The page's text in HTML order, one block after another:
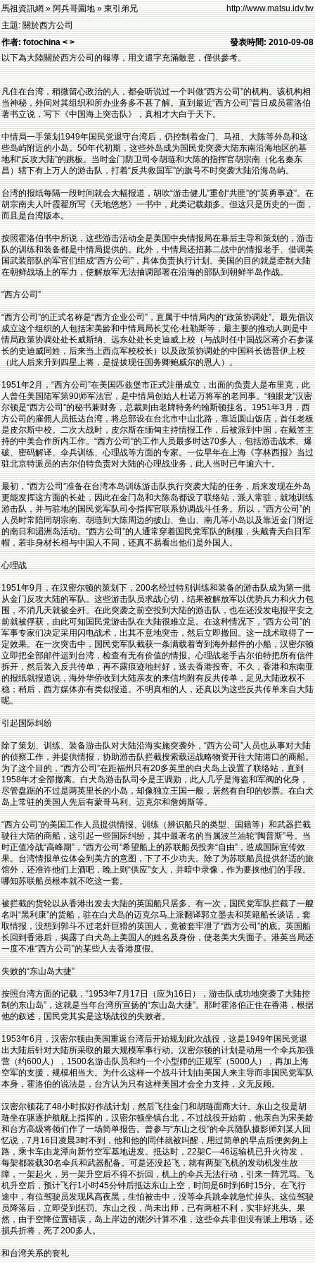
馬祖資訊網 » 阿兵哥園地 » 東引弟兄
http://www.matsu.idv.tw
主題: 關於西方公司
作者: fotochina < >
發表時間: 2010-09-08
以下為大陸關於西方公司的報導，用文遣字充滿敵意，僅供參考。
凡住在台湾，稍微留心政治的人，都会听说过一个叫做“西方公司”的机构。该机构相
当神秘，外间对其组织和所办业务多不甚了解。直到最近“西方公司”昔日成员霍洛伯
著书立说，写下《中国海上突击队》，真相才大白于天下。
中情局一手策划1949年国民党退守台湾后，仍控制着金门、马祖、大陈等外岛和这
些岛屿附近的小岛。50年代初期，这些外岛成为国民党突袭大陆东南沿海地区的基
地和“反攻大陆”的跳板。当时金门防卫司令胡琏和大陈的指挥官胡宗南（化名秦东
昌）辖下有上万人的游击队，打着“反共救国军”的旗号不时突袭大陆沿海岛屿。
台湾的报纸每隔一段时间就会大幅报道，胡吹“游击健儿”重创“共匪”的“英勇事迹”。在
胡宗南夫人叶霞翟所写《天地悠悠》一书中，此类记载颇多。但这只是历史的一面，
而且是台湾版本。
按照霍洛伯书中所说，这些游击活动全是美国中央情报局在幕后主导和策划的，游击
队的训练和装备都是中情局提供的。此外，中情局还招募二战中的情报老手、借调美
国武装部队的军官们组成“西方公司”，具体负责执行计划。美国的目的就是牵制大陆
在朝鲜战场上的军力，使解放军无法抽调部署在沿海的部队到朝鲜半岛作战。
“西方公司”
“西方公司”的正式名称是“西方企业公司”，直属于中情局内的“政策协调处”。最先倡议
成立这个组织的人包括宋美龄和中情局局长艾伦·杜勒斯等，最主要的推动人则是中
情局政策协调处处长威斯纳、远东处处长史迪威上校（与战时任中国战区蒋介石参谋
长的史迪威同姓，后来当上西点军校校长）以及政策协调处的中国科长德普伊上校
（此人后来升到四星上将，是提拔现任国务卿鲍威尔的恩人）。
1951年2月，“西方公司”在美国匹兹堡市正式注册成立，出面的负责人是布里克，此
人曾任美国陆军第90师军法官，是中情局创始人杜诺万将军的老同事。“独眼龙”汉密
尔顿是“西方公司”的秘书兼财务，总裁则由老牌特务约翰斯顿挂名。1951年3月，西
方公司的雇佣人员抵达台湾，将总部设在台北市中山北路，靠近圆山饭店，首任老板
是皮尔斯中校。二次大战时，皮尔斯在缅甸主持情报工作，后被派到中国，在戴笠主
持的中美合作所内工作。“西方公司”的工作人员最多时达70多人，包括游击战术、爆
破、密码解译、伞兵训练、心理战等方面的专家。一位早年在上海《字林西报》当过
驻北京特派员的吉尔伯特负责对大陆的心理战业务，此人当时已年逾六十。
最初，“西方公司”准备在台湾本岛训练游击队执行突袭大陆的任务，后来发现在外岛
更能发挥这方面的长处，因此在金门岛和大陈岛都设了联络站，派人常驻，就地训练
游击队，并与驻地的国民党军队司令指挥官联系协调战斗任务。所以，“西方公司”的
人员时常陪同胡宗南、胡琏到大陈周边的披山、鱼山、南几等小岛以及靠近金门附近
的南日和湄洲岛活动。“西方公司”的人通常穿着国民党军队的制服，头戴青天白日军
帽，若非身材长相与中国人不同，还真不易看出他们是外国人。
心理战
1951年9月，在汉密尔顿的策划下，200名经过特别训练和装备的游击队成为第一批
从金门反攻大陆的军队。这些游击队员求战心切，结果被解放军以优势兵力和火力包
围，不消几天就被全歼。在此突袭之前空投到大陆的游击队，也在还没发电报平安之
前就被俘获，由此可知国民党游击队在大陆很难立足。在这种情况下，“西方公司”的
军事专家们决定采用闪电战术，出其不意地突击，然后立即撤回。这一战术取得了一
定效果。在一次突击中，国民党军队截获一条满载着寄到海外邮件的小船，汉密尔顿
立即把全部邮件运到台湾，检查有无有价值的情报。心理战老手吉尔伯特把所有信件
拆开，然后装入反共传单，再不露痕迹地封好，送去香港投寄。不久，香港和东南亚
的报纸就报道说，海外华侨收到大陆亲友的来信均附有反共传单，足见大陆政权不
稳；稍后，西方媒体亦有类似报道。不明真相的人，还真以为这些反共传单来自大陆
呢。
引起国际纠纷
除了策划、训练、装备游击队对大陆沿海实施突袭外，“西方公司”人员也从事对大陆
的侦察工作，并提供情报，协助游击队拦截搜索载运战略物资开往大陆港口的商船。
为了这个目的，“西方公司”在距福州只有20多英里的白犬岛上设置了联络站，直到
1958年才全部撤离。白犬岛游击队司令是王调勋，此人几乎是海盗和军阀的化身，
尽管盘踞的不过是两英里长的小岛，却像独立王国一般，居然有自印的钞票。在白犬
岛上常驻的美国人先后有蒙哥马利、迈克尔和詹姆斯等。
“西方公司”的美国工作人员提供情报、训练（辨识船只的类型、国籍等）和武器拦截
驶往大陆的商船，这引起一些国际纠纷，其中最著名的当属波兰油轮“陶普斯”号。当
时正值冷战“高峰期”，“西方公司”希望船上的苏联船员投奔“自由”，造成国际宣传效
果。台湾情报单位体会到美方的意图，下了不少功夫。除了为苏联船员提供舒适的旅
馆外，还准许他们上酒吧，晚上则“供应”女人，并暗中录像，作为要挟他们的手段。
哪知苏联船员根本就不吃这一套。
被拦截的货轮以从香港出发去大陆的英国船只居多。有一次，国民党军队拦截了一艘
名叫“黑利康”的货船，驻在白犬岛的迈克尔马上派翻译郭立墨去和英籍船长谈话，套
取情报，没想到郭斗不过老奸巨猾的英国人，竟被套牢泄了“西方公司”的底。英国船
长回到香港后，揭露了白犬岛上美国人的姓名及身份，使老美大失面子。港英当局还
一度不准“西方公司”的某些人去香港度假。
失败的“东山岛大捷”
按照台湾方面的记载，“1953年7月17日（应为16日），游击队成功地突袭了大陆控
制的东山岛”，这就是当年台湾所宣扬的“东山岛大捷”。那时霍洛伯正住在香港，根据
他的叙述，国民党其实是这场战役的失败者。
1953年6月，汉密尔顿由美国重返台湾后开始规划此次战役，这是1949年国民党退
出大陆后针对大陆所采取的最大规模军事行动。汉密尔顿的计划是动用一个伞兵加强
营（约600人），1500名游击队员和约一个小型师的正规军（5000人），再加上海
空军的支援，规模相当大。为什么这样一个战斗计划由美国人来主导而非国民党军队
本身，霍洛伯的说法是，台方认为只有这样美国才会全力支持，义无反顾。
汉密尔顿花了48小时拟好作战计划，然后飞往金门和胡琏面商大计。东山之役是胡
琏坐在驱逐护航舰上指挥的，汉密尔顿坐镇台北，不过战役开始前，他亲自为宋美龄
和台方高级将领们作了一场简单报告。曾参与“东山之役”的伞兵随队摄影师刘某人回
忆说，7月16日凌晨3时不到，他和他的同伴就被叫醒，用过简单的早点后便匆匆上
路，乘卡车由龙潭向新竹空军基地进发。抵达时，22架C—46运输机已升火待发，
每架都装载30名伞兵和武器配备。可是还没起飞，就有两架飞机的发动机发生故
障，一架起火，另一架升空后不得不折回，机上的伞兵无法行动，引来一阵咒骂。飞
机升空后，预计飞行1小时45分钟后抵达东山上空，时间是6时到6时15分。在飞行
途中，有位驾驶员发现风高夜黑，生怕被击中，没等伞兵跳伞就急忙掉头。这位驾驶
员降落后，立即受到惩罚。东山之役，尚未出师，已有两桩不利，实非好兆头。果
然，由于空降位置错误，岛上岸边的潮汐计算不准，这些伞兵非但没有派上用场，还
损兵折将，死了200多人。
和台湾关系的丧礼